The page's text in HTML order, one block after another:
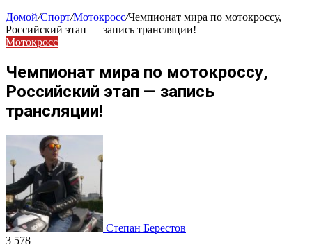
Домой/Спорт/Мотокросс/Чемпионат мира по мотокроссу,
Российский этап — запись трансляции!
Мотокросс
Чемпионат мира по мотокроссу,
Российский этап — запись
трансляции!
Степан Берестов
3 578